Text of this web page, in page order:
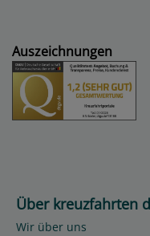
Auszeichnungen
Über kreuzfahrten
Wir über uns